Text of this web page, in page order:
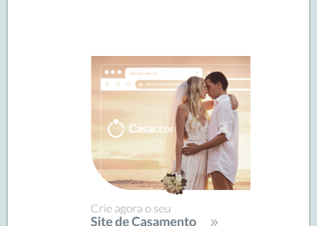
SIDEBAR